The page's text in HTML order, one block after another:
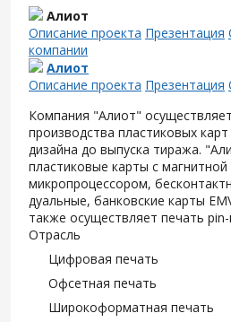
Алиот
Описание проекта Презентация
компании
Алиот
Описание проекта Презентация
Компания "Алиот"
производства пластиковых
дизайна до выпуска тиража.
пластиковые карты с
микропроцессором,
дуальные, банковские карты
также осуществляет печать
Отрасль
Цифровая печать
Офсетная печать
Широкоформатная печать